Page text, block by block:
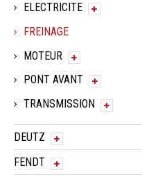
ELECTRICITE
FREINAGE
MOTEUR
PONT AVANT
TRANSMISSION
DEUTZ
FENDT